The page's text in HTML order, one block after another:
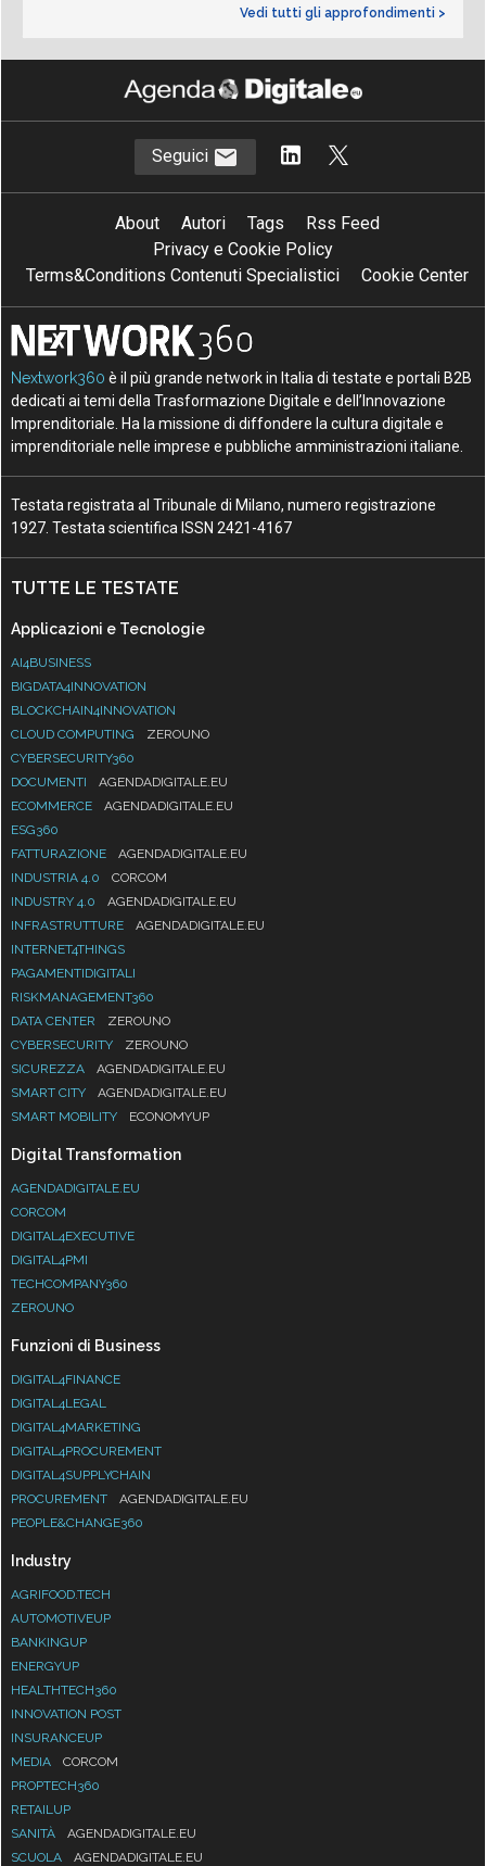
Vedi tutti gli approfondimenti >
Seguici
About Autori Tags
Rss Feed
Privacy e Cookie Policy
Terms&Conditions Contenuti Specialistici
Cookie Center
Nextwork360 è il più grande network in Italia di testate e portali B2B
dedicati ai temi della Trasformazione Digitale e dell’Innovazione
Imprenditoriale. Ha la missione di diffondere la cultura digitale e
imprenditoriale nelle imprese e pubbliche amministrazioni italiane.
Testata registrata al Tribunale di Milano, numero registrazione
1927. Testata scientifica ISSN 2421-4167
TUTTE LE TESTATE
Applicazioni e Tecnologie
AI4BUSINESS
BIGDATA4INNOVATION
BLOCKCHAIN4INNOVATION
CLOUD COMPUTING
ZEROUNO
CYBERSECURITY360
DOCUMENTI
AGENDADIGITALE.EU
ECOMMERCE
AGENDADIGITALE.EU
ESG360
FATTURAZIONE
AGENDADIGITALE.EU
INDUSTRIA 4.0
CORCOM
INDUSTRY 4.0
AGENDADIGITALE.EU
INFRASTRUTTURE
AGENDADIGITALE.EU
INTERNET4THINGS
PAGAMENTIDIGITALI
RISKMANAGEMENT360
DATA CENTER
ZEROUNO
CYBERSECURITY
ZEROUNO
SICUREZZA
AGENDADIGITALE.EU
SMART CITY
AGENDADIGITALE.EU
SMART MOBILITY
ECONOMYUP
Digital Transformation
AGENDADIGITALE.EU
CORCOM
DIGITAL4EXECUTIVE
DIGITAL4PMI
TECHCOMPANY360
ZEROUNO
Funzioni di Business
DIGITAL4FINANCE
DIGITAL4LEGAL
DIGITAL4MARKETING
DIGITAL4PROCUREMENT
DIGITAL4SUPPLYCHAIN
PROCUREMENT
AGENDADIGITALE.EU
PEOPLE&CHANGE360
Industry
AGRIFOOD.TECH
AUTOMOTIVEUP
BANKINGUP
ENERGYUP
HEALTHTECH360
INNOVATION POST
INSURANCEUP
MEDIA
CORCOM
PROPTECH360
RETAILUP
SANITÀ
AGENDADIGITALE.EU
SCUOLA
AGENDADIGITALE.EU